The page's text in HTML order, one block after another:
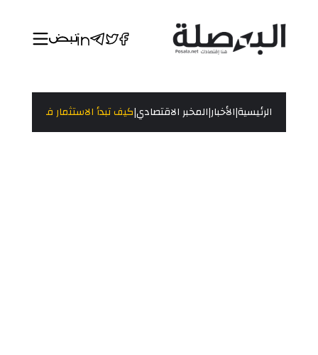
الرئيسية|الأخبار|المخبر الاقتصادي|كيف تبدأ الاستثمار في